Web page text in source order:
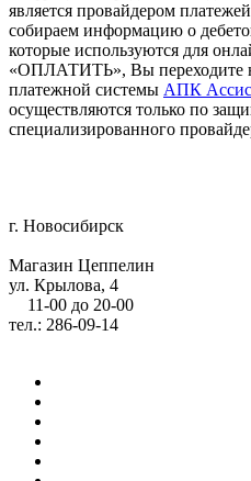
является провайдером
собираем информацию о
которые используются для
«ОПЛАТИТЬ», Вы переходите
платежной системы АПК
осуществляются только по
специализированного
г. Новосибирск
Магазин Цеппелин
ул. Крылова, 4
11-00 до 20-00
тел.: 286-09-14